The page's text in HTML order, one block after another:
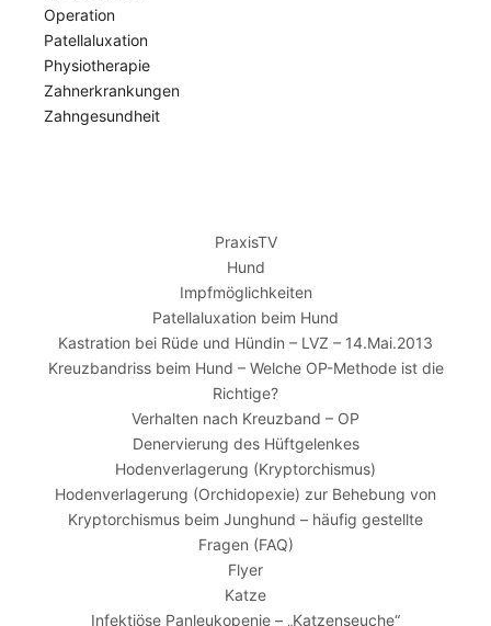
Operation
Patellaluxation
Physiotherapie
Zahnerkrankungen
Zahngesundheit
PraxisTV
Hund
Impfmöglichkeiten
Patellaluxation beim Hund
Kastration bei Rüde und Hündin – LVZ – 14.Mai.2013
Kreuzbandriss beim Hund – Welche OP-Methode ist die
Richtige?
Verhalten nach Kreuzband – OP
Denervierung des Hüftgelenkes
Hodenverlagerung (Kryptorchismus)
Hodenverlagerung (Orchidopexie) zur Behebung von
Kryptorchismus beim Junghund – häufig gestellte
Fragen (FAQ)
Flyer
Katze
Infektiöse Panleukopenie – „Katzenseuche“